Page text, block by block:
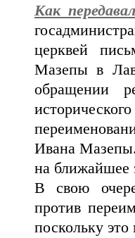
Как
церквей
Мазепы в
обращении
Ивана
на ближайшее
В свою
против
поскольку